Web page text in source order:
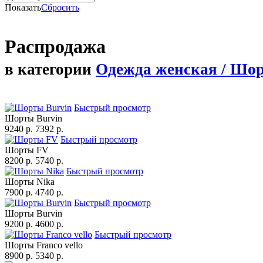
ПоказатьСбросить
Распродажа
в категории Одежда женская /
Быстрый просмотр
Шорты Burvin
9240 p. 7392 p.
Быстрый просмотр
Шорты FV
8200 p. 5740 p.
Быстрый просмотр
Шорты Nika
7900 p. 4740 p.
Быстрый просмотр
Шорты Burvin
9200 p. 4600 p.
Быстрый просмотр
Шорты Franco vello
8900 p. 5340 p.